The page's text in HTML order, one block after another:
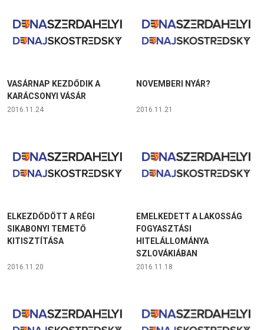
VASÁRNAP KEZDŐDIK A
KARÁCSONYI VÁSÁR
2016.11.24
NOVEMBERI NYÁR?
2016.11.21
ELKEZDŐDÖTT A RÉGI
SIKABONYI TEMETŐ
KITISZTÍTÁSA
2016.11.20
EMELKEDETT A LAKOSSÁG
FOGYASZTÁSI
HITELÁLLOMÁNYA
SZLOVÁKIÁBAN
2016.11.18